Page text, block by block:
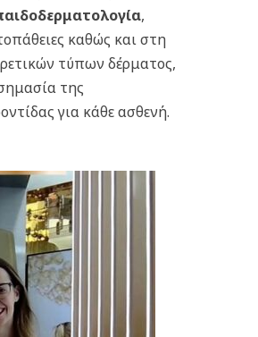
,
καθώς και στη
τύπων δέρματος,
της
για κάθε ασθενή.